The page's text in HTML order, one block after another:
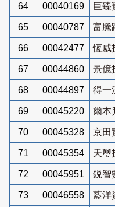
64 00040169 巨臻
65 00040787 富騰
66 00042477 恆威
67 00044860 景億
68 00044897 得一
69 00045220 爾本
70 00045328 京田
71 00045354 天璽
72 00045951 鋭智
73 00046558 藍洋